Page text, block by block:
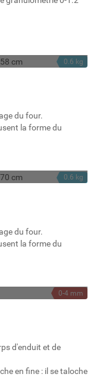
0.6 kg
du four.
la forme du
0.6 kg
du four.
la forme du
0-4 mm
d'enduit et de
en fine : il se taloche